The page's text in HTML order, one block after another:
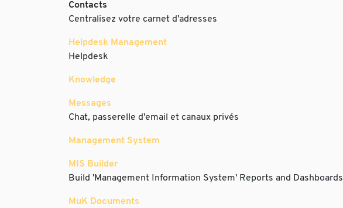
Contacts
Centralisez votre carnet d'adresses
Helpdesk Management
Helpdesk
Knowledge
Messages
Chat, passerelle d'email et canaux privés
Management System
MIS Builder
Build 'Management Information System' Reports and Dashboards
MuK Documents